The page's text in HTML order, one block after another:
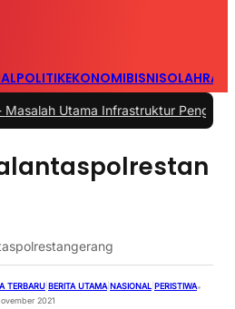
POLITIKEKONOMIBISNIS
Utama Infrastruktur Pengisian
TERBARU BERITA UTAMA| NASIONAL PERISTIWA•
2021